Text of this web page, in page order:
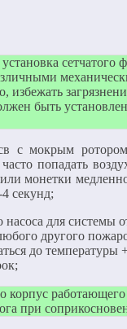
сетчатого
быть
с мокрым
попадать
монетки
секунд;
для системы
другого
до температуры
работающего
при